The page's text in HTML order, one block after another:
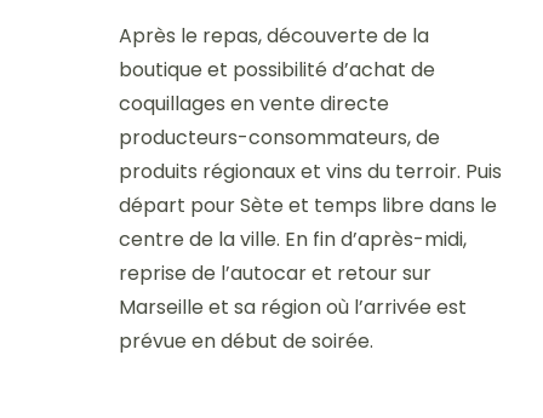
Après le repas, découverte de la
boutique et possibilité d’achat de
coquillages en vente directe
producteurs-consommateurs, de
produits régionaux et vins du terroir. Puis
départ pour Sète et temps libre dans le
centre de la ville. En fin d’après-midi,
reprise de l’autocar et retour sur
Marseille et sa région où l’arrivée est
prévue en début de soirée.